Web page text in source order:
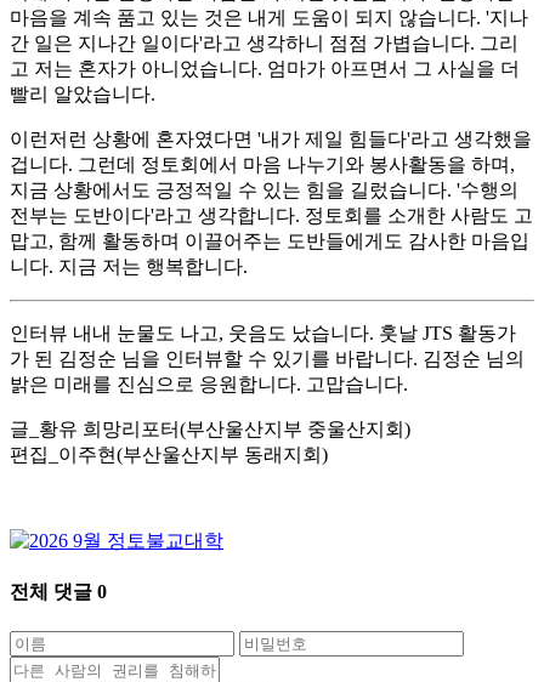
마음을 계속 품고 있는 것은 내게 도움이 되지 않습니다. '지나
간 일은 지나간 일이다'라고 생각하니 점점 가볍습니다. 그리
고 저는 혼자가 아니었습니다. 엄마가 아프면서 그 사실을 더
빨리 알았습니다.
이런저런 상황에 혼자였다면 '내가 제일 힘들다'라고 생각했을
겁니다. 그런데 정토회에서 마음 나누기와 봉사활동을 하며,
지금 상황에서도 긍정적일 수 있는 힘을 길렀습니다. '수행의
전부는 도반이다'라고 생각합니다. 정토회를 소개한 사람도 고
맙고, 함께 활동하며 이끌어주는 도반들에게도 감사한 마음입
니다. 지금 저는 행복합니다.
인터뷰 내내 눈물도 나고, 웃음도 났습니다. 훗날 JTS 활동가
가 된 김정순 님을 인터뷰할 수 있기를 바랍니다. 김정순 님의
밝은 미래를 진심으로 응원합니다. 고맙습니다.
글_황유 희망리포터(부산울산지부 중울산지회)
편집_이주현(부산울산지부 동래지회)
전체 댓글 0